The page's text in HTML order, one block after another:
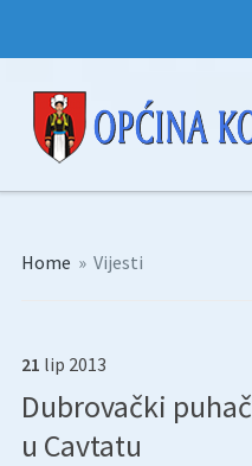
Home » Vijesti
21 lip 2013
Dubrovački
u Cavtatu